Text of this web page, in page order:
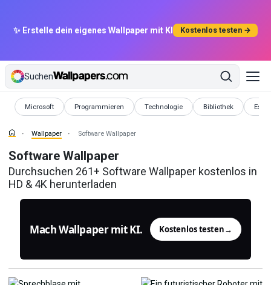
✨ Erstelle dein eigenes Wallpaper mit KI Kostenlos testen →
Suchen
Microsoft
Wallpaper Programmieren
Wallpaper Technologie
Wallpaper Bibliothek
Wallpaper Es
Wallpaper Software Wallpaper
Software Wallpaper
Durchsuchen 261+ Software Wallpaper kostenlos in
HD & 4K herunterladen
Mach Wallpaper mit KI. Kostenlos testen→